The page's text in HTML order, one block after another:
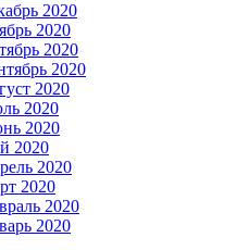
2020
2020
2020
2020
2020
2020
2020
2020
2020
2020
2020
2020